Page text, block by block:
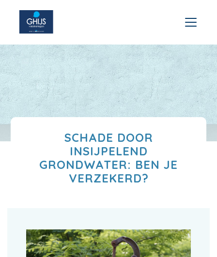
SCHADE DOOR
INSIJPELEND
GRONDWATER: BEN JE
VERZEKERD?